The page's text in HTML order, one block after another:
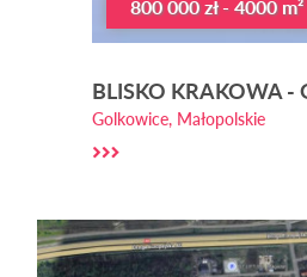
800 000 zł - 4000 m²
BLISKO KRAKOWA -
Golkowice, Małopolskie